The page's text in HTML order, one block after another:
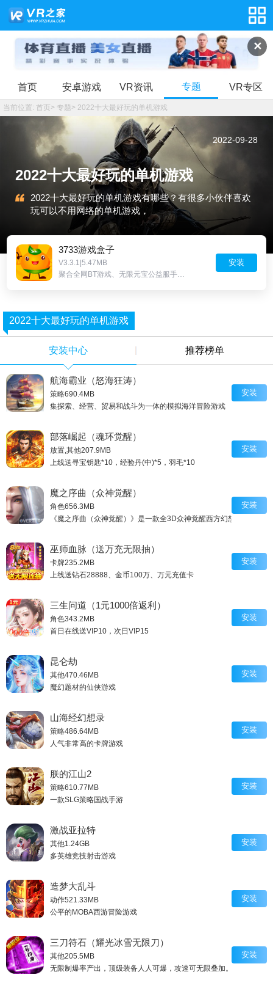
✕
首页 安卓游戏 VR资讯 专题 VR专区
当前位置: 首页> 专题 > 2022十大最好玩的单机游戏
2022十大最好玩的单机游戏
2022-09-28
2022十大最好玩的单机游戏有哪些？有很多小伙伴喜欢
玩可以不用网络的单机游戏，
3733游戏盒子
V3.3.1|5.47MB
安装
2022十大最好玩的单机游戏
安装中心 推荐榜单
航海霸业（怒海狂涛）
策略690.4MB
集探索、经营、贸易和战斗为一体的模拟海洋冒险游戏
安装
部落崛起（魂环觉醒）
放置,其他207.9MB
上线送寻宝钥匙*10，经验丹(中)*5，羽毛*10
安装
魔之序曲（众神觉醒）
角色656.3MB
《魔之序曲（众神觉醒）》是一款全3D众神觉醒西方幻想手游。
安装
巫师血脉（送万充无限抽）
卡牌235.2MB
上线送钻石28888、金币100万、万元充值卡
安装
三生问道（1元1000倍返利）
角色343.2MB
首日在线送VIP10，次日VIP15
安装
昆仑劫
其他470.46MB
魔幻题材的仙侠游戏
安装
山海经幻想录
策略486.64MB
人气非常高的卡牌游戏
安装
朕的江山2
策略610.77MB
一款SLG策略国战手游
安装
激战亚拉特
其他1.24GB
多英雄竞技射击游戏
安装
造梦大乱斗
动作521.33MB
公平的MOBA西游冒险游戏
安装
三刀符石（耀光冰雪无限刀）
其他205.5MB
无限制爆率产出，顶级装备人人可爆，攻速可无限叠加。
安装